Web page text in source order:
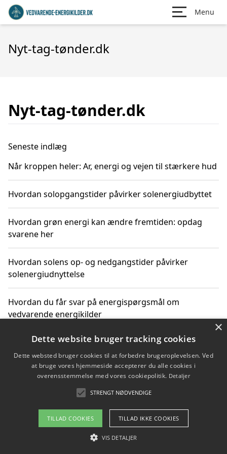
Menu
Nyt-tag-tønder.dk
Nyt-tag-tønder.dk
Seneste indlæg
Når kroppen heler: Ar, energi og vejen til stærkere hud
Hvordan solopgangstider påvirker solenergiudbyttet
Hvordan grøn energi kan ændre fremtiden: opdag
svarene her
Hvordan solens op- og nedgangstider påvirker
solenergiudnyttelse
Hvordan du får svar på energispørgsmål om
vedvarende energikilder
Copyright 2026 - Pilanto Aps
Om / kontakt
Blog Betingelser
×
Dette website bruger tracking cookies
Dette websted bruger cookies til at forbedre brugeroplevelsen. Ved
at bruge vores hjemmeside accepterer du alle cookies i
overensstemmelse med vores cookiepolitik. Detaljer
STRENGT NØDVENDIGE
TILLAD COOKIES TILLAD IKKE COOKIES
VIS DETALJER